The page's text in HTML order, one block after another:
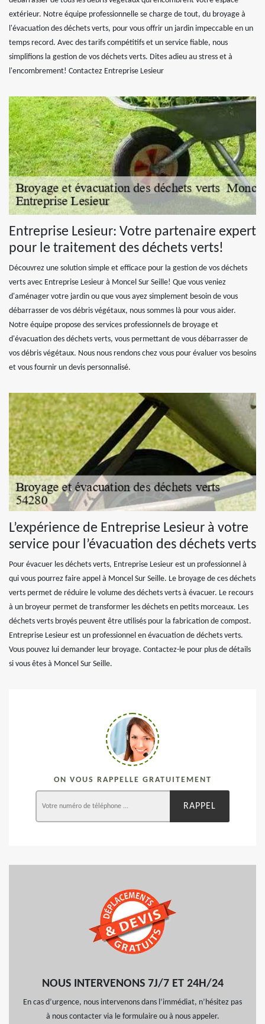
extérieur. Notre équipe professionnelle se charge de tout, du broyage à
l'évacuation des déchets verts, pour vous offrir un jardin impeccable en un
temps record. Avec des tarifs compétitifs et un service fiable, nous
simplifions la gestion de vos déchets verts. Dites adieu au stress et à
l'encombrement! Contactez Entreprise Lesieur
Entreprise Lesieur: Votre partenaire expert
pour le traitement des déchets verts!
Découvrez une solution simple et efficace pour la gestion de vos déchets
verts avec Entreprise Lesieur à Moncel Sur Seille! Que vous veniez
d'aménager votre jardin ou que vous ayez simplement besoin de vous
débarrasser de vos débris végétaux, nous sommes là pour vous aider.
Notre équipe propose des services professionnels de broyage et
d'évacuation des déchets verts, vous permettant de vous débarrasser de
vos débris végétaux. Nous nous rendons chez vous pour évaluer vos besoins
et vous fournir un devis personnalisé.
L’expérience de Entreprise Lesieur à votre
service pour l’évacuation des déchets verts
Pour évacuer les déchets verts, Entreprise Lesieur est un professionnel à
qui vous pourrez faire appel à Moncel Sur Seille. Le broyage de ces déchets
verts permet de réduire le volume des déchets verts à évacuer. Le recours
à un broyeur permet de transformer les déchets en petits morceaux. Les
déchets verts broyés peuvent être utilisés pour la fabrication de compost.
Entreprise Lesieur est un professionnel en évacuation de déchets verts.
Vous pouvez lui demander leur broyage. Contactez-le pour plus de détails
si vous êtes à Moncel Sur Seille.
ON VOUS RAPPELLE GRATUITEMENT
NOUS INTERVENONS 7J/7 ET 24H/24
En cas d’urgence, nous intervenons dans l’immédiat, n’hésitez pas
à nous contacter via le formulaire ou à nous appeler.